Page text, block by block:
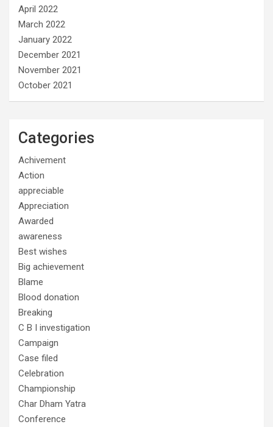
April 2022
March 2022
January 2022
December 2021
November 2021
October 2021
Categories
Achivement
Action
appreciable
Appreciation
Awarded
awareness
Best wishes
Big achievement
Blame
Blood donation
Breaking
C B I investigation
Campaign
Case filed
Celebration
Championship
Char Dham Yatra
Conference